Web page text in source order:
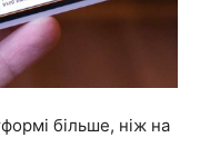
більше, ніж на